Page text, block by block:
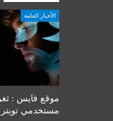
الأخبار العامة
موقع فايس :
مستخدمي